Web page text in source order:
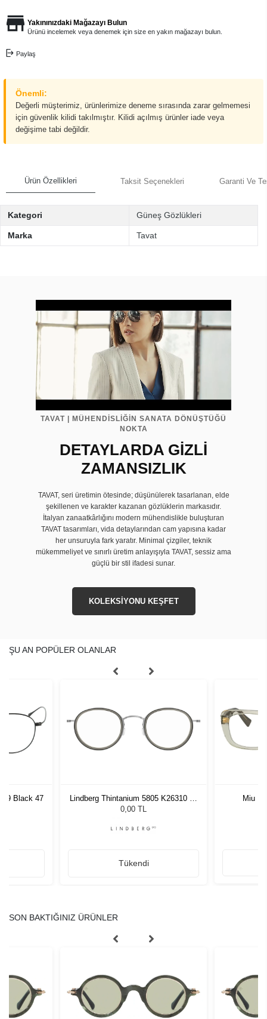
Yakınınızdaki Mağazayı Bulun
Ürünü incelemek veya denemek için size en yakın mağazayı bulun.
Paylaş
Önemli:
Değerli müşterimiz, ürünlerimize deneme sırasında zarar gelmemesi
için güvenlik kilidi takılmıştır. Kilidi açılmış ürünler iade veya
değişime tabi değildir.
Ürün Özellikleri Taksit Seçenekleri Garanti Ve
Kategori Güneş Gözlükleri
Marka Tavat
TAVAT | MÜHENDİSLİĞİN SANATA DÖNÜŞTÜĞÜ
NOKTA
DETAYLARDA GİZLİ
ZAMANSIZLIK
TAVAT, seri üretimin ötesinde; düşünülerek tasarlanan, elde
şekillenen ve karakter kazanan gözlüklerin markasıdır.
İtalyan zanaatkârlığını modern mühendislikle buluşturan
TAVAT tasarımları, vida detaylarından cam yapısına kadar
her unsuruyla fark yaratır. Minimal çizgiler, teknik
mükemmeliyet ve sınırlı üretim anlayışıyla TAVAT, sessiz ama
güçlü bir stil ifadesi sunar.
KOLEKSİYONU KEŞFET
ŞU AN POPÜLER OLANLAR
Black 47
Lindberg Thintanium 5805 K26310 46
140
0,00 TL
Tükendi
Miu
SON BAKTIĞINIZ ÜRÜNLER